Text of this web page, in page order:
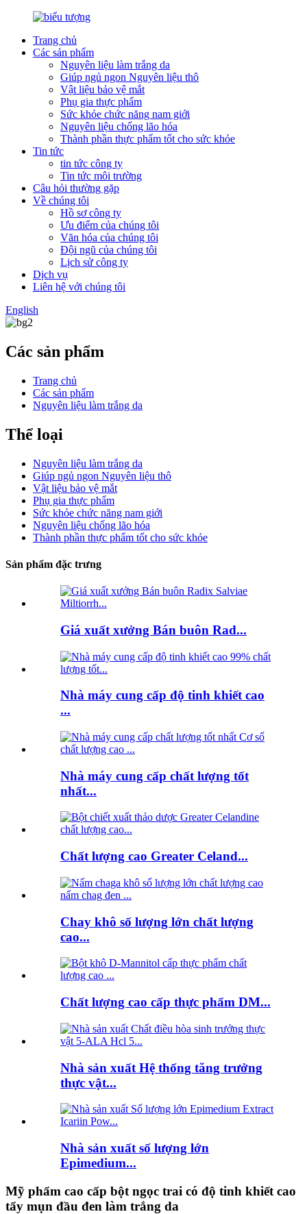
Trang chủ
Các sản phẩm
Nguyên liệu làm trắng da
Giúp ngủ ngon Nguyên liệu thô
Vật liệu bảo vệ mắt
Phụ gia thực phẩm
Sức khỏe chức năng nam giới
Nguyên liệu chống lão hóa
Thành phần thực phẩm tốt cho sức khỏe
Tin tức
tin tức công ty
Tin tức môi trường
Câu hỏi thường gặp
Về chúng tôi
Hồ sơ công ty
Ưu điểm của chúng tôi
Văn hóa của chúng tôi
Đội ngũ của chúng tôi
Lịch sử công ty
Dịch vụ
Liên hệ với chúng tôi
English
Các sản phẩm
Trang chủ
Các sản phẩm
Nguyên liệu làm trắng da
Thể loại
Nguyên liệu làm trắng da
Giúp ngủ ngon Nguyên liệu thô
Vật liệu bảo vệ mắt
Phụ gia thực phẩm
Sức khỏe chức năng nam giới
Nguyên liệu chống lão hóa
Thành phần thực phẩm tốt cho sức khỏe
Sản phẩm đặc trưng
Giá xuất xưởng Bán buôn Rad...
Nhà máy cung cấp độ tinh khiết cao
...
Nhà máy cung cấp chất lượng tốt
nhất...
Chất lượng cao Greater Celand...
Chay khô số lượng lớn chất lượng
cao...
Chất lượng cao cấp thực phẩm DM...
Nhà sản xuất Hệ thống tăng trưởng
thực vật...
Nhà sản xuất số lượng lớn
Epimedium...
Mỹ phẩm cao cấp bột ngọc trai có độ tinh khiết cao
tẩy mụn đầu đen làm trắng da